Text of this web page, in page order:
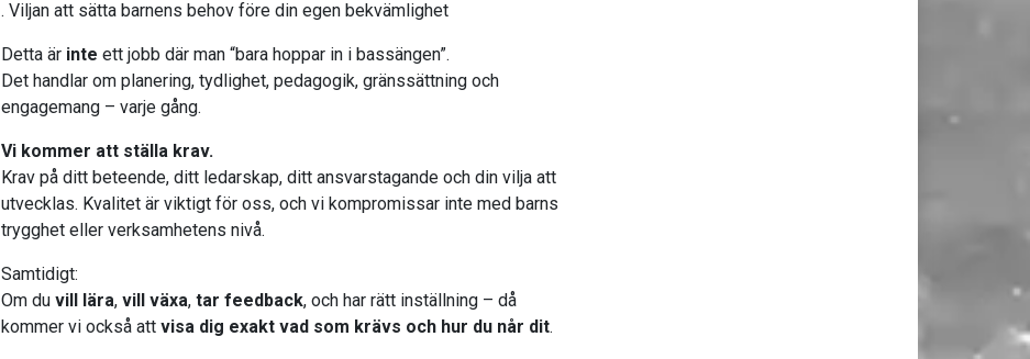
. Viljan att sätta barnens behov före din egen bekvämlighet
Detta är inte ett jobb där man “bara hoppar in i bassängen”.
Det handlar om planering, tydlighet, pedagogik, gränssättning och
engagemang – varje gång.
Vi kommer att ställa krav.
Krav på ditt beteende, ditt ledarskap, ditt ansvarstagande och din vilja att
utvecklas. Kvalitet är viktigt för oss, och vi kompromissar inte med barns
trygghet eller verksamhetens nivå.
Samtidigt:
Om du vill lära, vill växa, tar feedback, och har rätt inställning – då
kommer vi också att visa dig exakt vad som krävs och hur du når dit.